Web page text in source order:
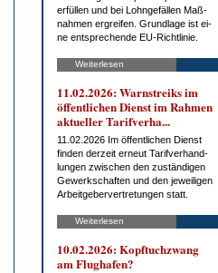
er­fül­len und bei Lohn­ge­fäl­len Maß­
nah­men er­grei­fen. Grund­la­ge ist ei­
ne ent­spre­chen­de EU-Richt­li­nie.
Weiterlesen
11.02.2026: Warn­streiks im
öf­fent­li­chen Dienst im Rah­men
ak­tu­el­ler Ta­rif­ver­ha...
11.02.2026 Im öf­fent­li­chen Dienst
fin­den der­zeit er­neut Ta­rif­ver­hand­
lun­gen zwi­schen den zu­stän­di­gen
Ge­werk­schaf­ten und den je­wei­li­gen
Ar­beit­ge­ber­ver­tre­tun­gen statt.
Weiterlesen
10.02.2026: Kopf­tuch­zwang
am Flug­ha­fen?